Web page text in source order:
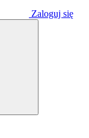
Zaloguj się